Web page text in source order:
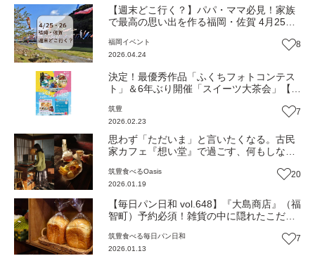
【週末どこ行く？】パパ・ママ必見！家族
で最高の思い出を作る福岡・佐賀 4月25・
福岡 イベント
2026.04.24
8
決定！最優秀作品「ふくちフォトコンテス
ト」＆6年ぶり開催「スイーツ大茶会」【ふ
筑豊
2026.02.23
7
思わず「ただいま」と言いたくなる。古民
家カフェ『想い堂』で過ごす、何もしない
息地をめぐる旅〜】
筑豊食べるOasis
2026.01.19
20
【毎日パン日和 vol.648】『大島商店』（福
智町）予約必須！雑貨の中に隠れたこだわ
筑豊食べる毎日パン日和
2026.01.13
7